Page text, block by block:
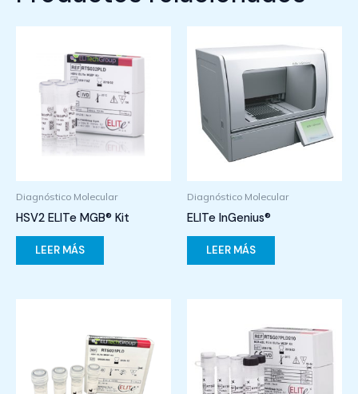
Diagnóstico Molecular
HSV2 ELITe MGB® Kit
LEER MÁS
Diagnóstico Molecular
ELITe InGenius®
LEER MÁS